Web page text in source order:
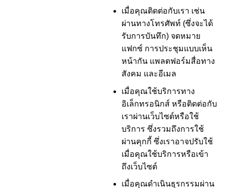
เมื่อคุณติดต่อกับเรา เช่น
ผ่านทางโทรศัพท์ (ซึ่งจะได้
รับการบันทึก) จดหมาย
แฟกซ์ การประชุมแบบเห็น
หน้ากัน แพลตฟอร์มสื่อทาง
สังคม และอีเมล
เมื่อคุณใช้บริการทาง
อิเล็กทรอนิกส์ หรือติดต่อกับ
เราผ่านเว็บไซต์หรือใช้
บริการ ซึ่งรวมถึงการใช้
ผ่านคุกกี้ ซึ่งเราอาจปรับใช้
เมื่อคุณใช้บริการหรือเข้า
ถึงเว็บไซต์
เมื่อคุณดำเนินธุรกรรมผ่าน